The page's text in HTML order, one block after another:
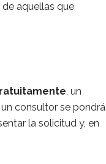
aquellas que
, un
consultor se pondrá
la solicitud y, en